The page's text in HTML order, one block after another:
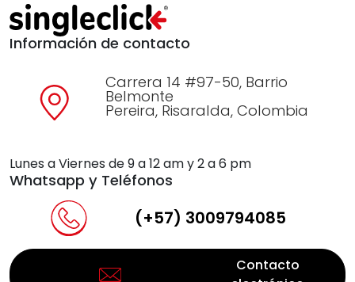
Información de contacto
Carrera 14 #97-50, Barrio
Belmonte
Pereira, Risaralda, Colombia
Lunes a Viernes de 9 a 12 am y 2 a 6 pm
Whatsapp y Teléfonos
(+57) 3009794085
Contacto